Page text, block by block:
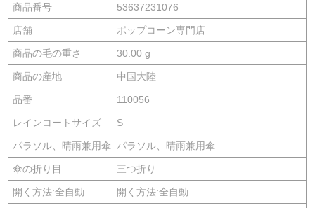
商品番号 53637231076
店舗 ポップコーン専門店
商品の毛の重さ 30.00 g
商品の産地 中国大陸
品番 110056
レインコートサイズ S
パラソル、晴雨兼用傘 パラソル、晴雨兼用傘
傘の折り目 三つ折り
開く方法:全自動 開く方法:全自動